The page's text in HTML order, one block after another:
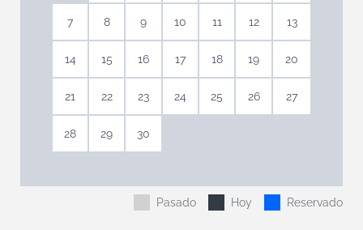
7 8 9 10 11 12 13
14 15 16 17 18 19 20
21 22 23 24 25 26 27
28 29 30
Pasado Hoy Reservado